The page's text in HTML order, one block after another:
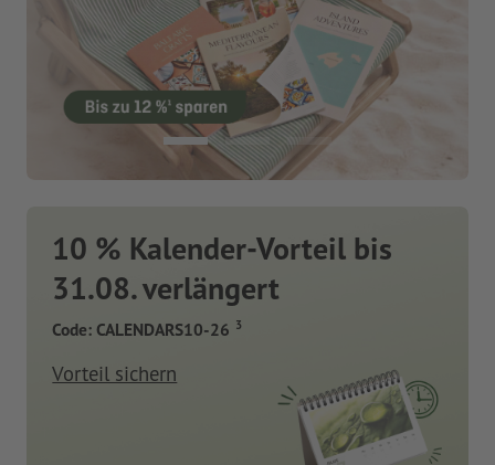
10 % Kalender-Vorteil bis
31.08. verlängert
Code: CALENDARS10-26 3
Vorteil sichern